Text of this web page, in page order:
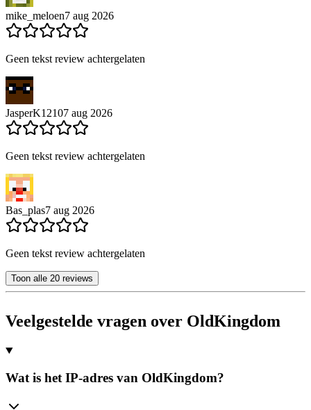
mike_meloen7 aug 2026
Geen tekst review achtergelaten
JasperK12107 aug 2026
Geen tekst review achtergelaten
Bas_plas7 aug 2026
Geen tekst review achtergelaten
Toon alle 20 reviews
Veelgestelde vragen over OldKingdom
Wat is het IP-adres van OldKingdom?